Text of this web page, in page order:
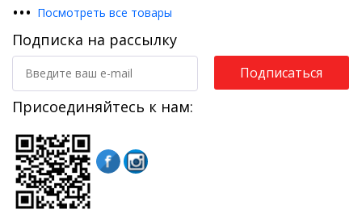
••• Посмотреть все товары
Подписка на рассылку
Подписаться
Присоединяйтесь к нам: